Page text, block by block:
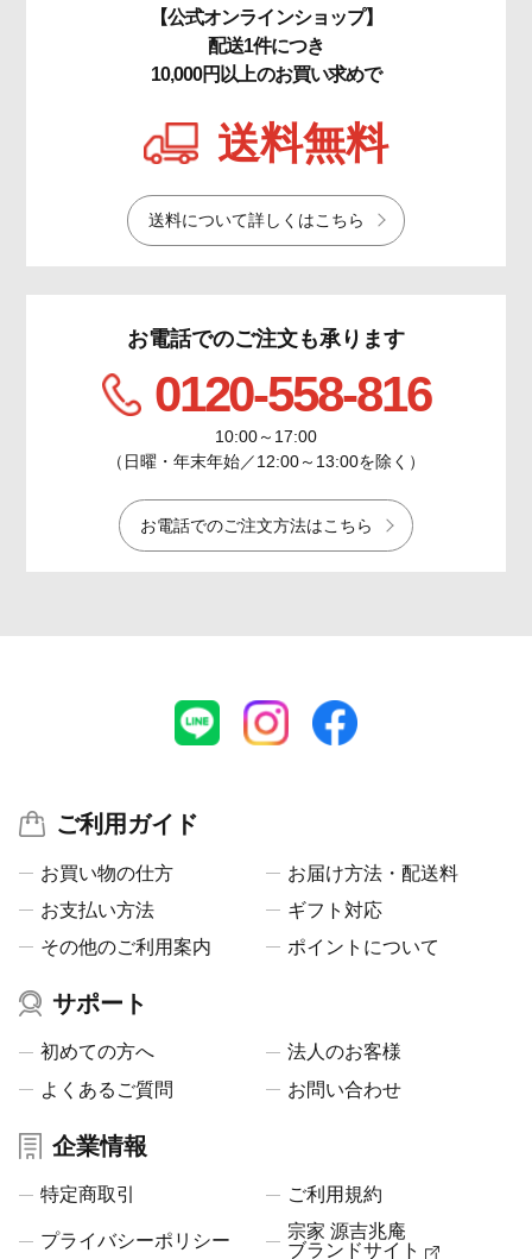
【公式オンラインショップ】
配送1件につき
10,000円以上のお買い求めで
送料無料
送料について詳しくはこちら
お電話でのご注文も承ります
0120-558-816
10:00～17:00
（日曜・年末年始／12:00～13:00を除く）
お電話でのご注文方法はこちら
ご利用ガイド
お買い物の仕方
お届け方法・配送料
お支払い方法
ギフト対応
その他のご利用案内
ポイントについて
サポート
初めての方へ
法人のお客様
よくあるご質問
お問い合わせ
企業情報
特定商取引 ご利用規約
プライバシーポリシー
宗家 源吉兆庵
ブランドサイト